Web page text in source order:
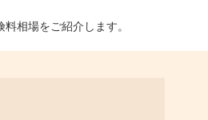
相場をご紹介します。